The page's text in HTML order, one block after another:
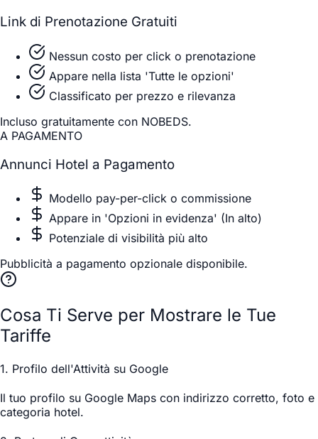
Link di Prenotazione Gratuiti
Nessun costo per click o prenotazione
Appare nella lista 'Tutte le opzioni'
Classificato per prezzo e rilevanza
Incluso gratuitamente con NOBEDS.
A PAGAMENTO
Annunci Hotel a Pagamento
Modello pay-per-click o commissione
Appare in 'Opzioni in evidenza' (In alto)
Potenziale di visibilità più alto
Pubblicità a pagamento opzionale disponibile.
Cosa Ti Serve per Mostrare le Tue
Tariffe
1. Profilo dell'Attività su Google
Il tuo profilo su Google Maps con indirizzo corretto, foto e
categoria hotel.